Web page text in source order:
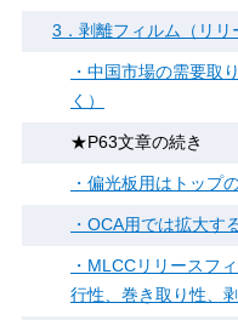
3．剥離フィルム（リリ
・中国市場の需要取
く）
★P63文章の続き
・偏光板用はトップ
・OCA用では拡大
・MLCCリリースフ
行性、巻き取り性、